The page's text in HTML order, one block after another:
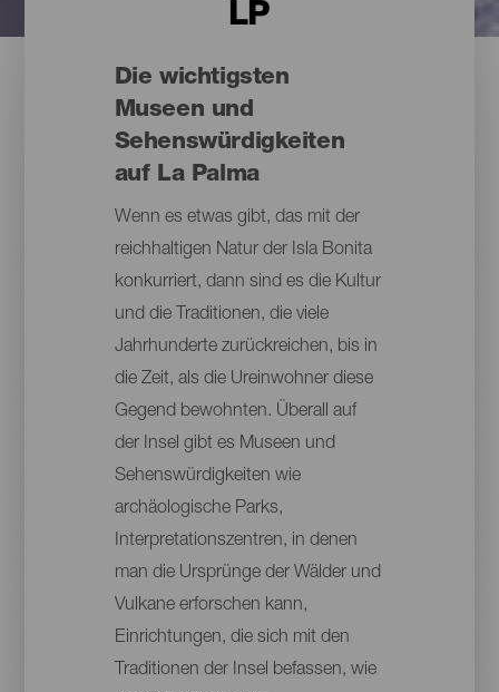
LP
Die wichtigsten
Museen und
Sehenswürdigkeiten
auf La Palma
Wenn es etwas gibt, das mit der
reichhaltigen Natur der Isla Bonita
konkurriert, dann sind es die Kultur
und die Traditionen, die viele
Jahrhunderte zurückreichen, bis in
die Zeit, als die Ureinwohner diese
Gegend bewohnten. Überall auf
der Insel gibt es Museen und
Sehenswürdigkeiten wie
archäologische Parks,
Interpretationszentren, in denen
man die Ursprünge der Wälder und
Vulkane erforschen kann,
Einrichtungen, die sich mit den
Traditionen der Insel befassen, wie